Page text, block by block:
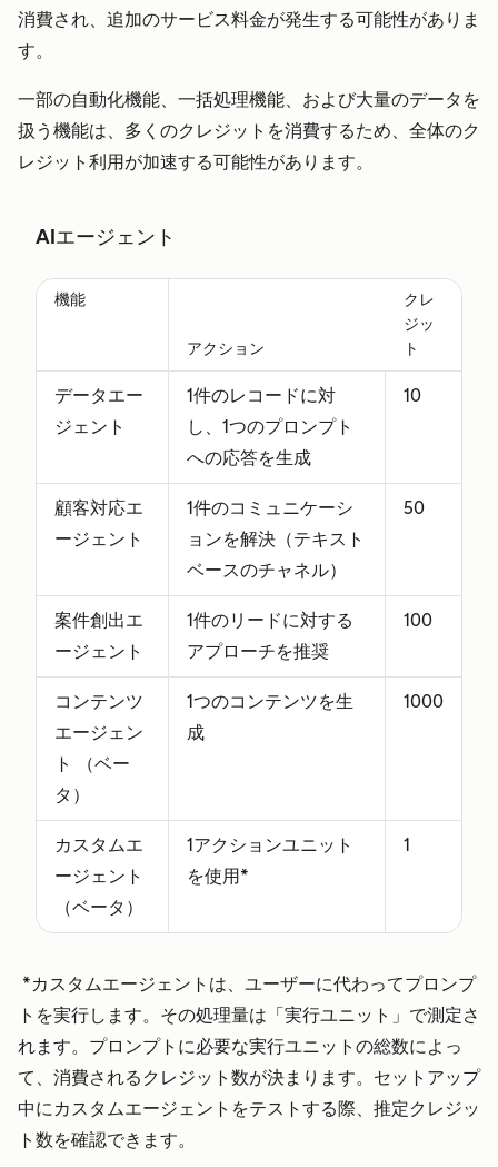
消費され、追加のサービス料金が発生する可能性がありま
す。
一部の自動化機能、一括処理機能、および大量のデータを
扱う機能は、多くのクレジットを消費するため、全体のク
レジット利用が加速する可能性があります。
AIエージェント
機能
アクション
クレ
ジッ
ト
データエー
ジェント
1件のレコードに対
し、1つのプロンプト
への応答を生成
10
顧客対応エ
ージェント
1件のコミュニケーシ
ョンを解決（テキスト
ベースのチャネル）
50
案件創出エ
ージェント
1件のリードに対する
アプローチを推奨
100
コンテンツ
エージェン
ト （ベー
タ）
1つのコンテンツを生
成
1000
カスタムエ
ージェント
（ベータ）
1アクションユニット
を使用*
1
*カスタムエージェントは、ユーザーに代わってプロンプ
トを実行します。その処理量は「実行ユニット」で測定さ
れます。プロンプトに必要な実行ユニットの総数によっ
て、消費されるクレジット数が決まります。セットアップ
中にカスタムエージェントをテストする際、推定クレジッ
ト数を確認できます。